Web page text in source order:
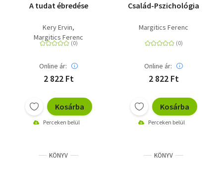
A tudat ébredése
Kery Ervin
Margitics Ferenc
Online ár:
2 822 Ft
Kosárba
Perceken belül
Család-Pszichológia
Margitics Ferenc
Online ár:
2 822 Ft
Kosárba
Perceken belül
KÖNYV KÖNYV